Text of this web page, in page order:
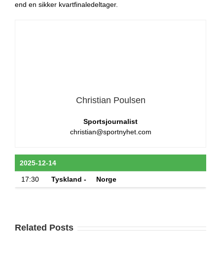
end en sikker kvartfinaledeltager.
Christian Poulsen
Sportsjournalist
christian@sportnyhet.com
2025-12-14
17:30 Tyskland - Norge
Related Posts